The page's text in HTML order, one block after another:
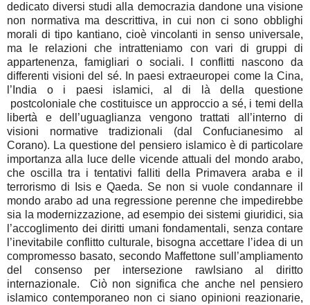
dedicato diversi studi alla democrazia dandone una visione
non normativa ma descrittiva, in cui non ci sono obblighi
morali di tipo kantiano, cioè vincolanti in senso universale,
ma le relazioni che intratteniamo con vari di gruppi di
appartenenza, famigliari o sociali. I conflitti nascono da
differenti visioni del sé. In paesi extraeuropei come la Cina,
l’India o i paesi islamici, al di là della questione
postcoloniale che costituisce un approccio a sé, i temi della
libertà e dell’uguaglianza vengono trattati all’interno di
visioni normative tradizionali (dal Confucianesimo al
Corano). La questione del pensiero islamico è di particolare
importanza alla luce delle vicende attuali del mondo arabo,
che oscilla tra i tentativi falliti della Primavera araba e il
terrorismo di Isis e Qaeda. Se non si vuole condannare il
mondo arabo ad una regressione perenne che impedirebbe
sia la modernizzazione, ad esempio dei sistemi giuridici, sia
l’accoglimento dei diritti umani fondamentali, senza contare
l’inevitabile conflitto culturale, bisogna accettare l’idea di un
compromesso basato, secondo Maffettone sull’ampliamento
del consenso per intersezione rawlsiano al diritto
internazionale. Ciò non significa che anche nel pensiero
islamico contemporaneo non ci siano opinioni reazionarie,